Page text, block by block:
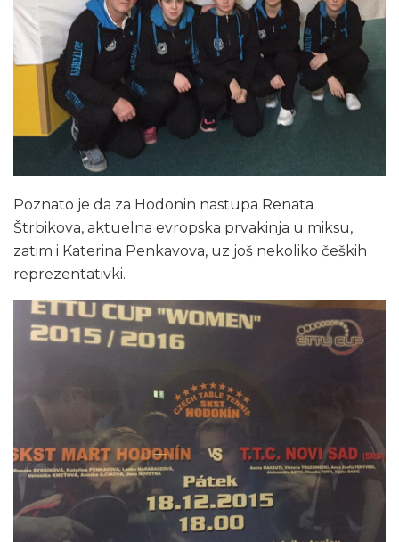
Poznato je da za Hodonin nastupa Renata
Štrbikova, aktuelna evropska prvakinja u miksu,
zatim i Katerina Penkavova, uz još nekoliko čeških
reprezentativki.